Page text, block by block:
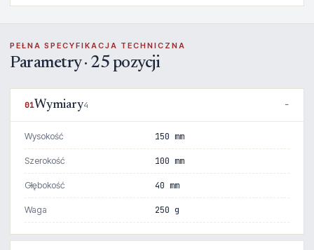
PEŁNA SPECYFIKACJA TECHNICZNA
Parametry · 25 pozycji
01Wymiary4
Wysokość 150 mm
Szerokość 100 mm
Głębokość 40 mm
Waga 250 g